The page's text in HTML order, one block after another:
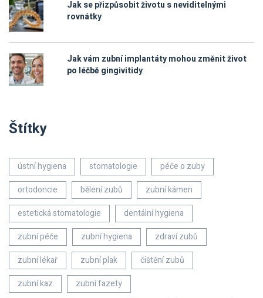
Jak se přizpůsobit životu s neviditelnými
rovnátky
Jak vám zubní implantáty mohou změnit život
po léčbě gingivitidy
Štítky
ústní hygiena stomatologie
péče o zuby
ortodoncie
bělení zubů
zubní kámen
estetická stomatologie
dentální hygiena
zubní péče
zubní hygiena
zdraví zubů
zubní lékař
zubní plak
čištění zubů
zubní kaz
zubní fazety